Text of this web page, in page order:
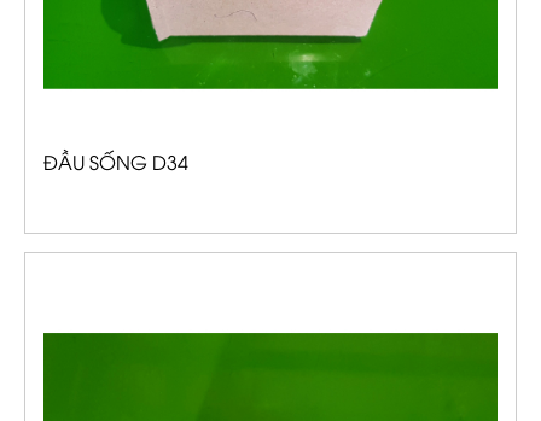
ĐẦU SỐNG D34